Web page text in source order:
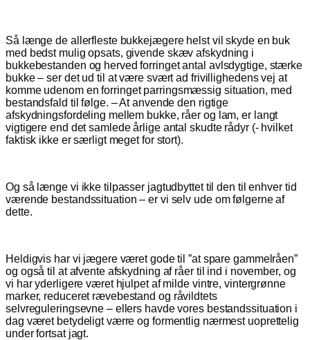
Så længe de allerfleste bukkejægere helst vil skyde en buk
med bedst mulig opsats, givende skæv afskydning i
bukkebestanden og herved forringet antal avlsdygtige, stærke
bukke – ser det ud til at være svært ad frivillighedens vej at
komme udenom en forringet parringsmæssig situation, med
bestandsfald til følge. – At anvende den rigtige
afskydningsfordeling mellem bukke, råer og lam, er langt
vigtigere end det samlede årlige antal skudte rådyr (- hvilket
faktisk ikke er særligt meget for stort).
Og så længe vi ikke tilpasser jagtudbyttet til den til enhver tid
værende bestandssituation – er vi selv ude om følgerne af
dette.
Heldigvis har vi jægere været gode til ”at spare gammelråen”
og også til at afvente afskydning af råer til ind i november, og
vi har yderligere været hjulpet af milde vintre, vintergrønne
marker, reduceret rævebestand og råvildtets
selvreguleringsevne – ellers havde vores bestandssituation i
dag været betydeligt værre og formentlig nærmest uoprettelig
under fortsat jagt.